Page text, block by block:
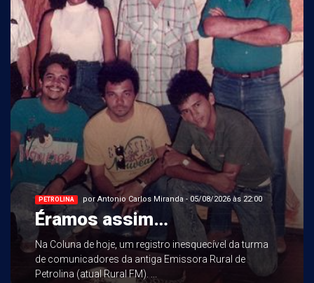
PETROLINA por Antonio Carlos Miranda - 05/08/2026 às 22:00
Éramos assim…
Na Coluna de hoje, um registro inesquecível da turma
de comunicadores da antiga Emissora Rural de
Petrolina (atual Rural FM). ...